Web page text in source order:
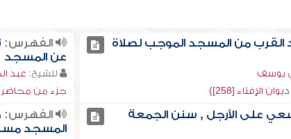
القرب من المسجد الموجب لصلاة
يوسف
الإفتاء [258])
الفهرس:
عن المسجد
للشيخ: عبد
جزء من محاضرة (
على الأرجل , سنن الجمعة الفهرس:
المسجد